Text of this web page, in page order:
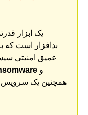
بدافزار است که
عمیق امنیتی
همچنین یک سرویس